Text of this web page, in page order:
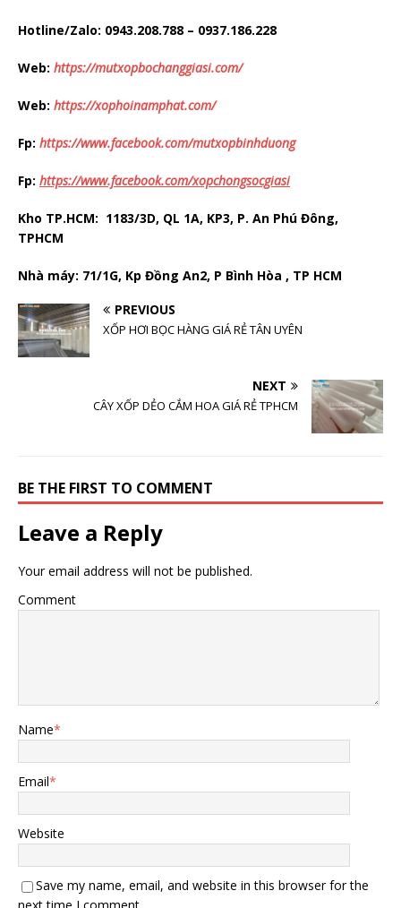
Hotline/Zalo: 0943.208.788 – 0937.186.228
Web: https://mutxopbochanggiasi.com/
Web: https://xophoinamphat.com/
Fp: https://www.facebook.com/mutxopbinhduong
Fp: https://www.facebook.com/xopchongsocgiasi
Kho TP.HCM: 1183/3D, QL 1A, KP3, P. An Phú Đông,
TPHCM
Nhà máy: 71/1G, Kp Đồng An2, P Bình Hòa , TP HCM
PREVIOUS
XỐP HƠI BỌC HÀNG GIÁ RẺ TÂN UYÊN
NEXT
CÂY XỐP DẺO CẮM HOA GIÁ RẺ TPHCM
BE THE FIRST TO COMMENT
Leave a Reply
Your email address will not be published.
Comment
Name*
Email*
Website
Save my name, email, and website in this browser for the